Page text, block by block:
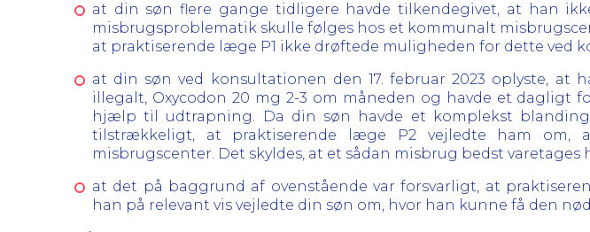
at din søn flere gange tidligere havde tilkendegivet, at han
misbrugsproblematik skulle følges hos et kommunalt
at praktiserende læge P1 ikke drøftede muligheden for dette ved
at din søn ved konsultationen den 17. februar 2023 oplyste,
illegalt, Oxycodon 20 mg 2-3 om måneden og havde et dagligt
hjælp til udtrapning. Da din søn havde et komplekst
tilstrækkeligt, at praktiserende læge P2 vejledte ham om,
misbrugscenter. Det skyldes, at et sådan misbrug bedst
at det på baggrund af ovenstående var forsvarligt, at
han på relevant vis vejledte din søn om, hvor han kunne få den